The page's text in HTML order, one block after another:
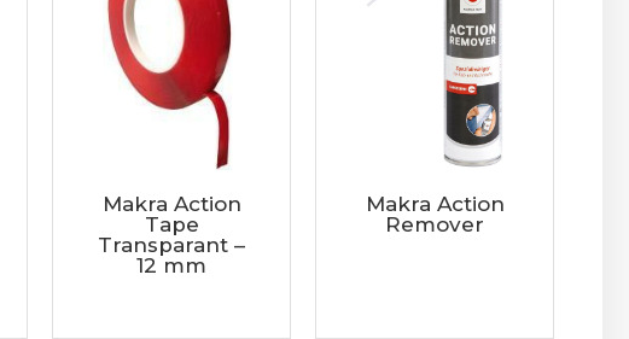
Makra Action
Tape
Transparant –
12 mm
Makra Action
Remover